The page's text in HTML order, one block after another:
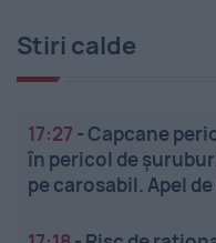
Stiri calde
17:27 -Capcane
în pericol de
pe carosabil. Apel